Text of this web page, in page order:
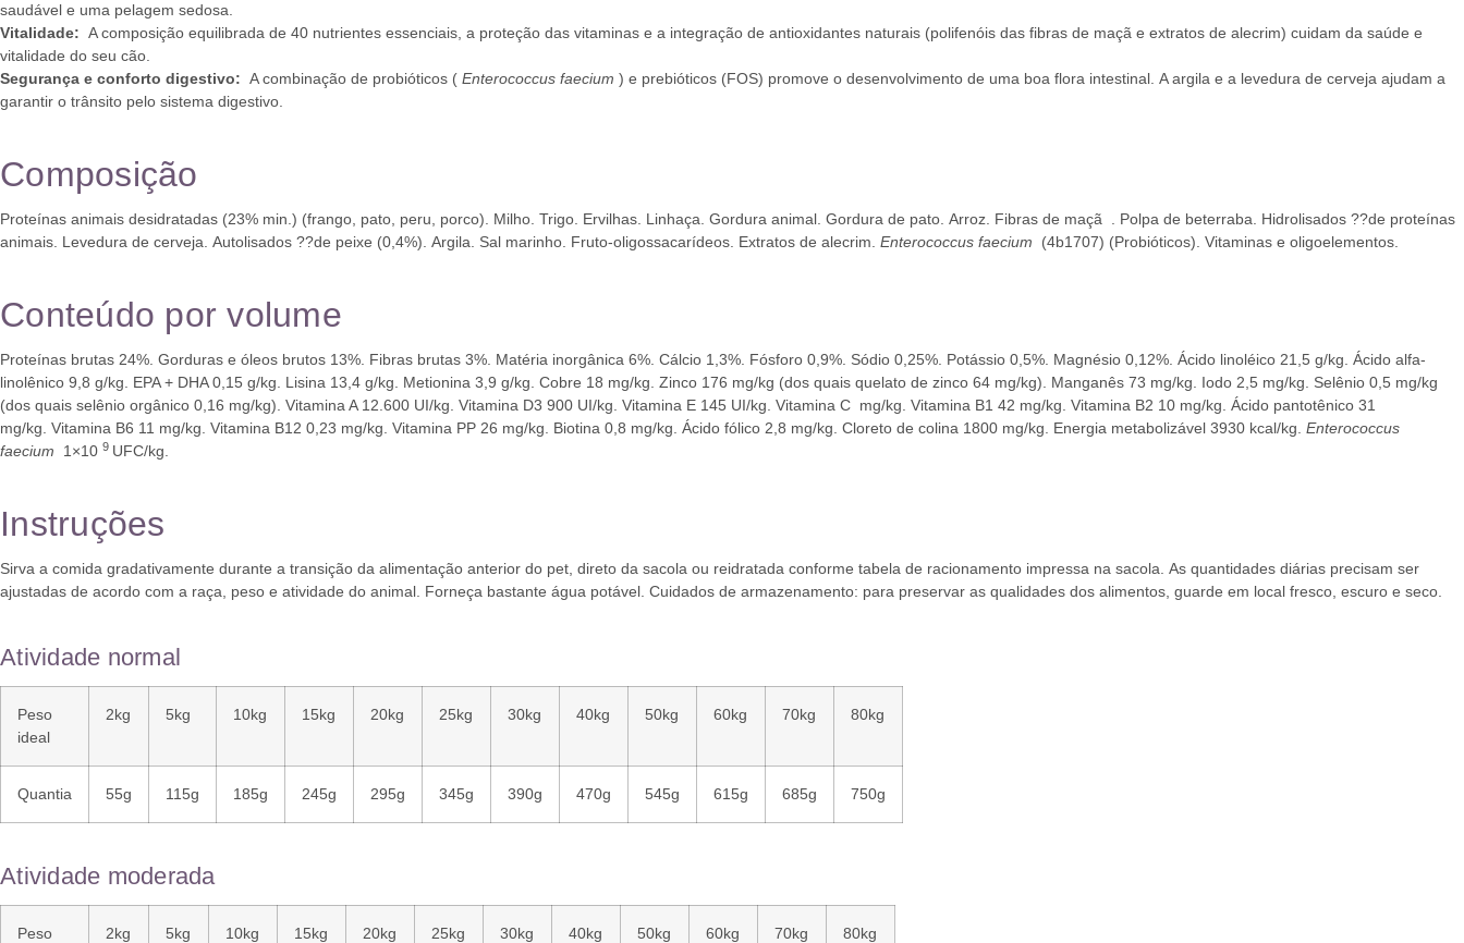
saudável e uma pelagem sedosa.
Vitalidade: A composição equilibrada de 40 nutrientes essenciais, a proteção das vitaminas e a integração de antioxidantes naturais (polifenóis das fibras de maçã e extratos de alecrim) cuidam da saúde e
vitalidade do seu cão.
Segurança e conforto digestivo: A combinação de probióticos ( Enterococcus faecium ) e prebióticos (FOS) promove o desenvolvimento de uma boa flora intestinal. A argila e a levedura de cerveja ajudam a
garantir o trânsito pelo sistema digestivo.
Composição
Proteínas animais desidratadas (23% min.) (frango, pato, peru, porco). Milho. Trigo. Ervilhas. Linhaça. Gordura animal. Gordura de pato. Arroz. Fibras de maçã . Polpa de beterraba. Hidrolisados ??de proteínas
animais. Levedura de cerveja. Autolisados ??de peixe (0,4%). Argila. Sal marinho. Fruto-oligossacarídeos. Extratos de alecrim. Enterococcus faecium (4b1707) (Probióticos). Vitaminas e oligoelementos.
Conteúdo por volume
Proteínas brutas 24%. Gorduras e óleos brutos 13%. Fibras brutas 3%. Matéria inorgânica 6%. Cálcio 1,3%. Fósforo 0,9%. Sódio 0,25%. Potássio 0,5%. Magnésio 0,12%. Ácido linoléico 21,5 g/kg. Ácido alfa-
linolênico 9,8 g/kg. EPA + DHA 0,15 g/kg. Lisina 13,4 g/kg. Metionina 3,9 g/kg. Cobre 18 mg/kg. Zinco 176 mg/kg (dos quais quelato de zinco 64 mg/kg). Manganês 73 mg/kg. Iodo 2,5 mg/kg. Selênio 0,5 mg/kg
(dos quais selênio orgânico 0,16 mg/kg). Vitamina A 12.600 UI/kg. Vitamina D3 900 UI/kg. Vitamina E 145 UI/kg. Vitamina C  mg/kg. Vitamina B1 42 mg/kg. Vitamina B2 10 mg/kg. Ácido pantotênico 31
mg/kg. Vitamina B6 11 mg/kg. Vitamina B12 0,23 mg/kg. Vitamina PP 26 mg/kg. Biotina 0,8 mg/kg. Ácido fólico 2,8 mg/kg. Cloreto de colina 1800 mg/kg. Energia metabolizável 3930 kcal/kg. Enterococcus
faecium
1×10 9 UFC/kg.
Instruções
Sirva a comida gradativamente durante a transição da alimentação anterior do pet, direto da sacola ou reidratada conforme tabela de racionamento impressa na sacola. As quantidades diárias precisam ser
ajustadas de acordo com a raça, peso e atividade do animal. Forneça bastante água potável. Cuidados de armazenamento: para preservar as qualidades dos alimentos, guarde em local fresco, escuro e seco.
Atividade normal
Peso
ideal
2kg 5kg 10kg 15kg 20kg 25kg 30kg 40kg 50kg 60kg 70kg 80kg
Quantia 55g 115g 185g 245g 295g 345g 390g 470g 545g 615g 685g 750g
Atividade moderada
Peso
2kg 5kg 10kg 15kg 20kg 25kg 30kg 40kg 50kg 60kg 70kg 80kg